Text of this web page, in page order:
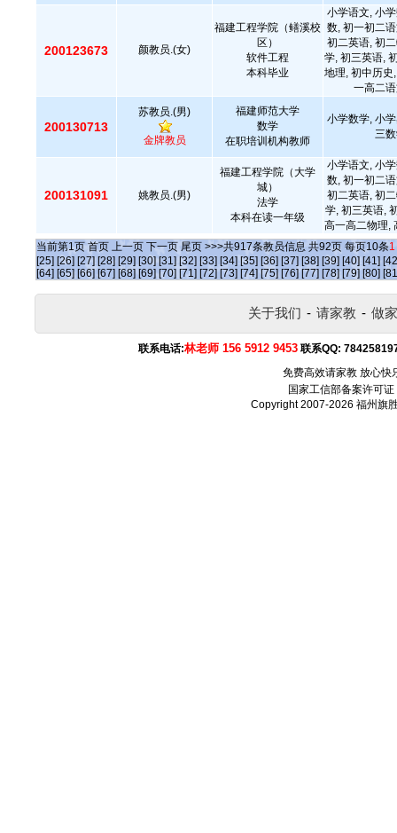
200123673 颜教员.(女)
福建工程学院（鳝溪校
区）
软件工程
本科毕业
小学语文, 小
数, 初一初二
初二英语, 初
学, 初三英语,
地理, 初中历史
一高二
200130713
苏教员.(男)
金牌教员
福建师范大学
数学
在职培训机构教师
小学数学, 小
三
200131091 姚教员.(男)
福建工程学院（大学
城）
法学
本科在读一年级
小学语文, 小
数, 初一初二
初二英语, 初
学, 初三英语,
高一高二物理,
当前第1页 首页 上一页 下一页 尾页 >>>共917条教员信息 共92页 每页10条1
[25] [26] [27] [28] [29] [30] [31] [32] [33] [34] [35] [36] [37] [38] [39] [40] [41]
[64] [65] [66] [67] [68] [69] [70] [71] [72] [73] [74] [75] [76] [77] [78] [79] [80]
关于我们 - 请家教 - 做
联系电话:林老师 156 5912 9453 联系QQ:
免费高效请家教 放心快
国家工信部备案许可证
Copyright 2007-2026 福州旗